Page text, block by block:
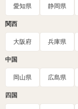
愛知県 静岡県
関西
大阪府 兵庫県
中国
岡山県 広島県
四国